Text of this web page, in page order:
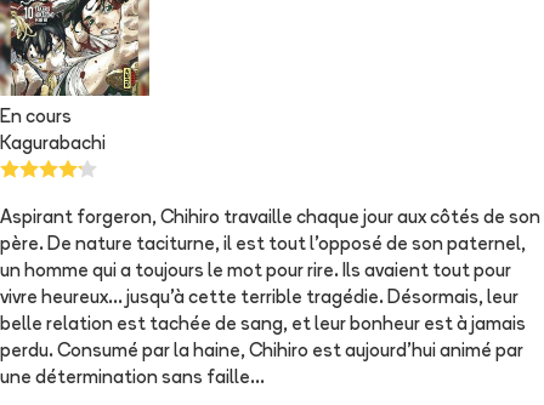
En cours
Kagurabachi
Aspirant forgeron, Chihiro travaille chaque jour aux côtés de son
père. De nature taciturne, il est tout l'opposé de son paternel,
un homme qui a toujours le mot pour rire. Ils avaient tout pour
vivre heureux... jusqu'à cette terrible tragédie. Désormais, leur
belle relation est tachée de sang, et leur bonheur est à jamais
perdu. Consumé par la haine, Chihiro est aujourd'hui animé par
une détermination sans faille...